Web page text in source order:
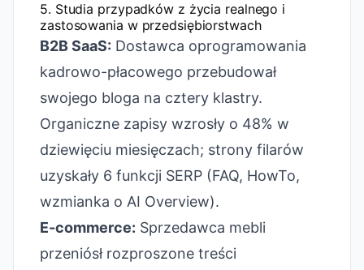
5. Studia przypadków z życia realnego i
zastosowania w przedsiębiorstwach
B2B SaaS: Dostawca oprogramowania
kadrowo-płacowego przebudował
swojego bloga na cztery klastry.
Organiczne zapisy wzrosły o 48% w
dziewięciu miesięczach; strony filarów
uzyskały 6 funkcji SERP (FAQ, HowTo,
wzmianka o AI Overview).
E-commerce: Sprzedawca mebli
przeniósł rozproszone treści